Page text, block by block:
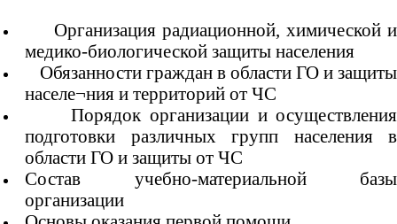
Организация радиационной, химической и
медико-биологической защиты населения
Обязанности граждан в области ГО и защиты
населе¬ния и территорий от ЧС
Порядок организации и осуществления
подготовки различных групп населения в
области ГО и защиты от ЧС
Состав учебно-материальной базы
организации